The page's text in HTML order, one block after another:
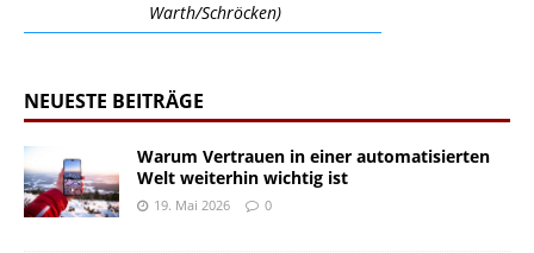
Warth/Schröcken)
NEUESTE BEITRÄGE
Warum Vertrauen in einer automatisierten
Welt weiterhin wichtig ist
19. Mai 2026 0